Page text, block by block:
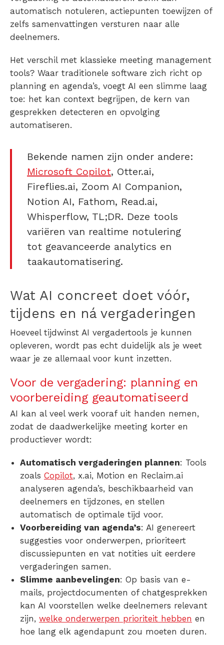
automatisch notuleren, actiepunten toewijzen of
zelfs samenvattingen versturen naar alle
deelnemers.
Het verschil met klassieke meeting management
tools? Waar traditionele software zich richt op
planning en agenda’s, voegt AI een slimme laag
toe: het kan context begrijpen, de kern van
gesprekken detecteren en opvolging
automatiseren.
Bekende namen zijn onder andere:
Microsoft Copilot, Otter.ai,
Fireflies.ai, Zoom AI Companion,
Notion AI, Fathom, Read.ai,
Whisperflow, TL;DR. Deze tools
variëren van realtime notulering
tot geavanceerde analytics en
taakautomatisering.
Wat AI concreet doet vóór,
tijdens en ná vergaderingen
Hoeveel tijdwinst AI vergadertools je kunnen
opleveren, wordt pas echt duidelijk als je weet
waar je ze allemaal voor kunt inzetten.
Voor de vergadering: planning en
voorbereiding geautomatiseerd
AI kan al veel werk vooraf uit handen nemen,
zodat de daadwerkelijke meeting korter en
productiever wordt:
Automatisch vergaderingen plannen: Tools
zoals Copilot, x.ai, Motion en Reclaim.ai
analyseren agenda’s, beschikbaarheid van
deelnemers en tijdzones, en stellen
automatisch de optimale tijd voor.
Voorbereiding van agenda’s: AI genereert
suggesties voor onderwerpen, prioriteert
discussiepunten en vat notities uit eerdere
vergaderingen samen.
Slimme aanbevelingen: Op basis van e-
mails, projectdocumenten of chatgesprekken
kan AI voorstellen welke deelnemers relevant
zijn, welke onderwerpen prioriteit hebben en
hoe lang elk agendapunt zou moeten duren.